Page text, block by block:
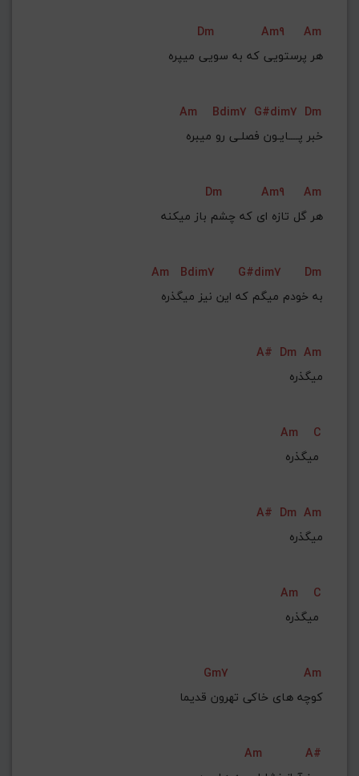
Dm Am9
Am
Am Bdim7 G#dim7 Dm
خبر پــــایـون فصلـی رو میبره
Dm Am9
Am
Am Bdim7 G#dim7
Dm
به خودم میگم که این نیز میگذره
A# Dm Am
Am
C
A# Dm Am
Am
C
Gm7
Am
Am
A#